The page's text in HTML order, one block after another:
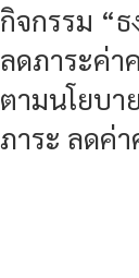
กิจกรรม “
ลดภาระค่า
ตามนโยบา
ภาระ ลดค่